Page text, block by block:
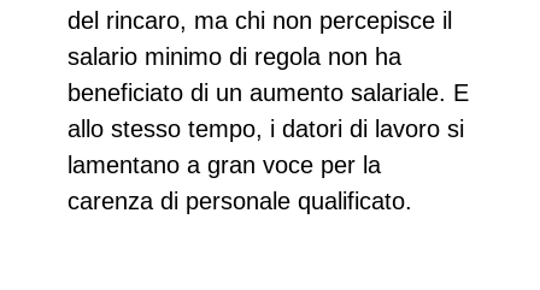
del rincaro, ma chi non percepisce il
salario minimo di regola non ha
beneficiato di un aumento salariale. E
allo stesso tempo, i datori di lavoro si
lamentano a gran voce per la
carenza di personale qualificato.